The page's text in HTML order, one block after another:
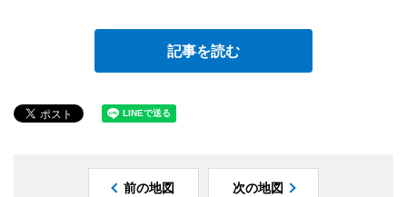
記事を読む
前の地図 次の地図